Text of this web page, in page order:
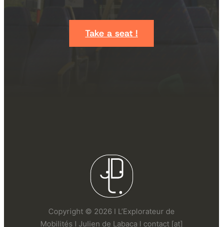
Take a seat !
Copyright © 2026 I L’Explorateur de
Mobilités I Julien de Labaca I contact [at]